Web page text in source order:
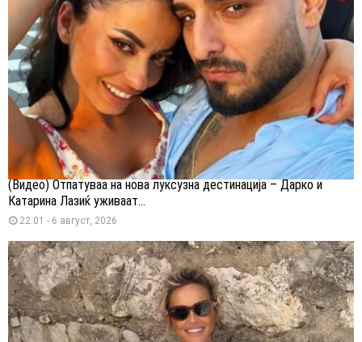
(Видео) Отпатуваа на нова луксузна дестинација – Дарко и
Катарина Лазиќ уживаат...
22:01 - 6 август, 2026